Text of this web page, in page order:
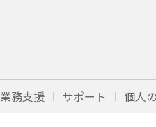
業務支援 サポート 個人